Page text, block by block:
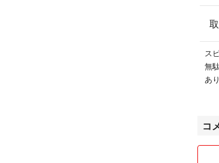
ス
無
あ
コ